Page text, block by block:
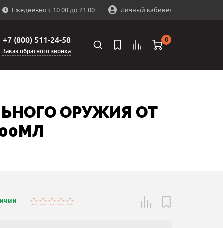
Ежедневно с 10:00 до 21:00 Личный кабинет
+7 (800) 511-24-58
Заказ обратного звонка
0
ОРУЖИЯ ОТ